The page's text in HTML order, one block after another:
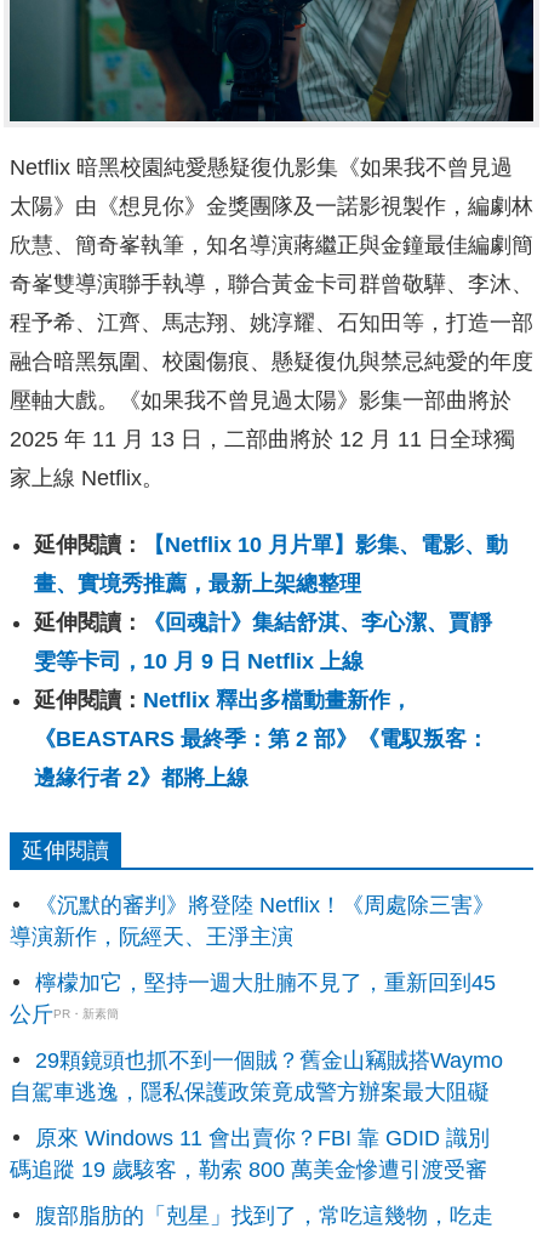
Netflix 暗黑校園純愛懸疑復仇影集《如果我不曾見過
太陽》由《想見你》金獎團隊及一諾影視製作，編劇林
欣慧、簡奇峯執筆，知名導演蔣繼正與金鐘最佳編劇簡
奇峯雙導演聯手執導，聯合黃金卡司群曾敬驊、李沐、
程予希、江齊、馬志翔、姚淳耀、石知田等，打造一部
融合暗黑氛圍、校園傷痕、懸疑復仇與禁忌純愛的年度
壓軸大戲。《如果我不曾見過太陽》影集一部曲將於
2025 年 11 月 13 日，二部曲將於 12 月 11 日全球獨
家上線 Netflix。
延伸閱讀：
【Netflix 10 月片單】影集、電影、動
畫、實境秀推薦，最新上架總整理
延伸閱讀：
《回魂計》集結舒淇、李心潔、賈靜
雯等卡司，10 月 9 日 Netflix 上線
延伸閱讀： Netflix 釋出多檔動畫新作，
《BEASTARS 最終季：第 2 部》《電馭叛客：
邊緣行者 2》都將上線
延伸閱讀
《沉默的審判》將登陸 Netflix！《周處除三害》
導演新作，阮經天、王淨主演
檸檬加它，堅持一週大肚腩不見了，重新回到45
公斤PR・新素簡
29顆鏡頭也抓不到一個賊？舊金山竊賊搭Waymo
自駕車逃逸，隱私保護政策竟成警方辦案最大阻礙
原來 Windows 11 會出賣你？FBI 靠 GDID 識別
碼追蹤 19 歲駭客，勒索 800 萬美金慘遭引渡受審
腹部脂肪的「剋星」找到了，常吃這幾物，吃走